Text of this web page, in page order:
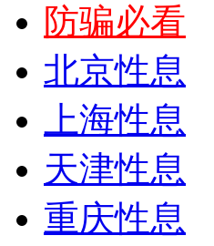
防骗必看
北京性息
上海性息
天津性息
重庆性息